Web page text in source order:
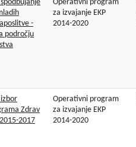
-
področju
Operativni program
za izvajanje EKP
2014-2020
izbor
Zdrav
2017
Operativni program
za izvajanje EKP
2014-2020